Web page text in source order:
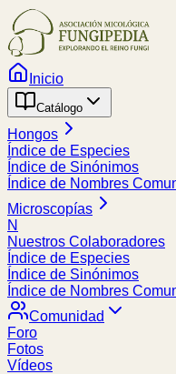
Inicio
Catálogo
Hongos
Índice de Especies
Índice de Sinónimos
Índice de Nombres
Microscopías
N
Nuestros Colaboradores
Índice de Especies
Índice de Sinónimos
Índice de Nombres
Comunidad
Foro
Fotos
Vídeos